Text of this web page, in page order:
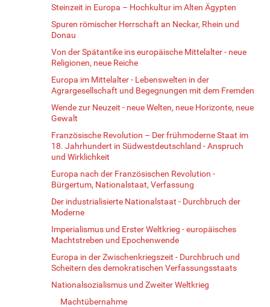
Steinzeit in Europa – Hochkultur im Alten Ägypten
Spuren römischer Herrschaft an Neckar, Rhein und
Donau
Von der Spätantike ins europäische Mittelalter - neue
Religionen, neue Reiche
Europa im Mittelalter - Lebenswelten in der
Agrargesellschaft und Begegnungen mit dem Fremden
Wende zur Neuzeit - neue Welten, neue Horizonte, neue
Gewalt
Französische Revolution – Der frühmoderne Staat im
18. Jahrhundert in Südwestdeutschland - Anspruch
und Wirklichkeit
Europa nach der Französischen Revolution -
Bürgertum, Nationalstaat, Verfassung
Der industrialisierte Nationalstaat - Durchbruch der
Moderne
Imperialismus und Erster Weltkrieg - europäisches
Machtstreben und Epochenwende
Europa in der Zwischenkriegszeit - Durchbruch und
Scheitern des demokratischen Verfassungsstaats
Nationalsozialismus und Zweiter Weltkrieg
Machtübernahme